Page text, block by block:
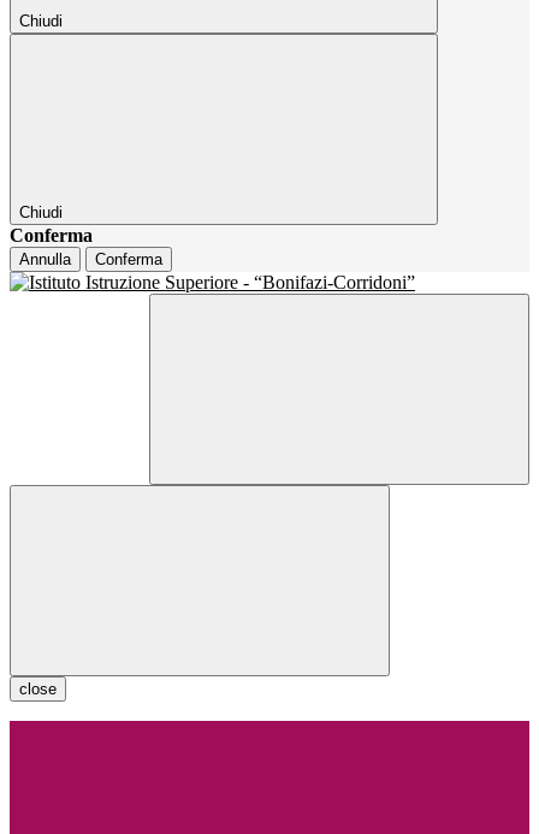
Chiudi
Chiudi
Conferma
Annulla Conferma
close